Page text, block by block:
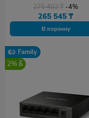
275 402₸ -4%
265 545₸
В корзину
Family
2%